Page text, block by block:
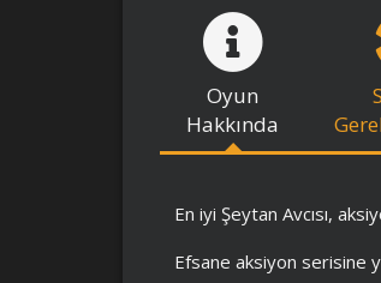
Oyun
Hakkında
En iyi Şeytan Avcısı,
Efsane aksiyon serisine